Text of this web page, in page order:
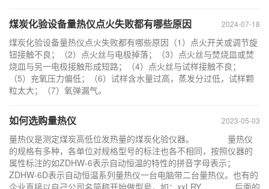
2024-07-18
煤炭化验设备量热仪点火失败都有哪些原因
煤炭化验设备量热仪点火失败都有哪些原因（1）点火开关或调节旋
钮接触不良；（2）点火丝与电极掉落；（3）点火丝与焚烧皿或焚
烧皿与另一电极接触形成短路；（4）点火丝与试样接触不良；
（5）充氧压力偏低；（6）试样含水量过高，蒸发分过低，试样颗
粒太大；（7）氧弹漏气。
2023-05-03
如何选购量热仪
量热仪是测定煤炭高低位发热量的煤炭化验仪器。 量热仪
的规格有多种，各单位对规格型号的标注也各不相同，按照仪器的
属性标注的如ZDHW-6表示自动恒温的特性的拼音字母表示；
ZDHW-6D表示自动恒温系列量热仪一台电脑带二台量热仪。也有的
企业直接以自己公司名简称开始做型号，如：xxLRY 后面的